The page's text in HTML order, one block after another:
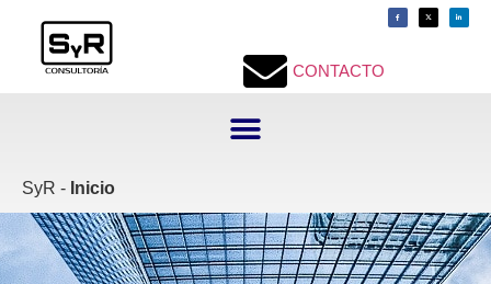
CONTACTO
SyR - Inicio